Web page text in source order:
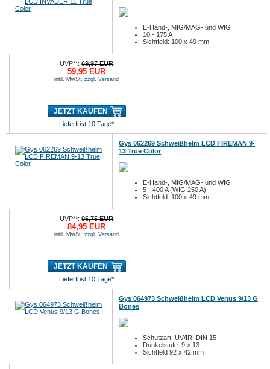
E-Hand-, MIG/MAG- und WIG
10 - 175 A
Sichtfeld: 100 x 49 mm
UVP**:69,97 EUR
59,95 EUR
inkl. MwSt.zzgl. Versand
JETZT KAUFEN
Lieferfrist 10 Tage*
Gys 062269 Schweißhelm LCD FIREMAN 9-
13 True Color
E-Hand-, MIG/MAG- und WIG
5 - 400 A (WIG 250 A)
Sichtfeld: 100 x 49 mm
UVP**:96,75 EUR
84,95 EUR
inkl. MwSt.zzgl. Versand
JETZT KAUFEN
Lieferfrist 10 Tage*
Gys 064973 Schweißhelm LCD Venus 9/13 G
Bones
Schutzart: UV/IR: DIN 15
Dunkelstufe: 9 > 13
Sichtfeld 92 x 42 mm